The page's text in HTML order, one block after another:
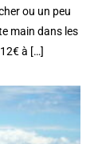
ou un peu
main dans les
à […]